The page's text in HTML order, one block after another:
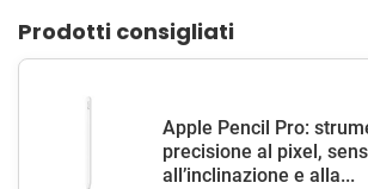
Prodotti consigliati
Apple Pencil Pro:
precisione al pixel,
all’inclinazione e alla...